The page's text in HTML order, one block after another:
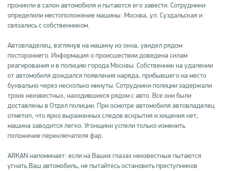
проникли в салон автомобиля и пытаются его завести. Сотрудники
определили местоположение машины: Москва, ул. Суздальская и
связались с собственником.
Автовладелец, взглянув на машину из окна, увидел рядом
постороннего. Информация о происшествии доведена силам
реагирования и в полицию города Москвы. Собственник на удалении
от автомобиля дождался появления наряда, прибывшего на место
буквально через несколько минуты. Сотрудники полиции задержали
троих неизвестных, находившихся рядом с авто. Все они были
доставлены в Отдел полиции. При осмотре автомобиля автовладелец
отметил, что ярко выраженных следов вскрытия и хищения нет,
машина заводится легко. Угонщики успели только изменить
положение переключателя фар.
ARKAN напоминает: если на Ваших глазах неизвестные пытаются
угнать Ваш автомобиль, не пытайтесь остановить преступников